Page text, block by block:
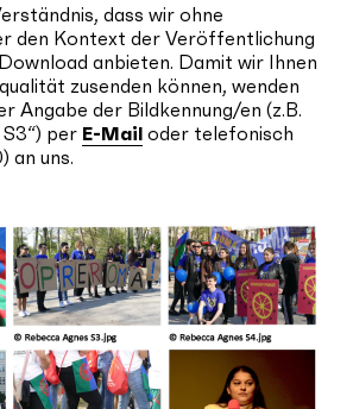
dass wir ohne
den Kontext der Veröffentlichung
anbieten. Damit wir Ihnen
zusenden können, wenden
Angabe der Bildkennung/en (z.B.
per E-Mail oder telefonisch
an uns.